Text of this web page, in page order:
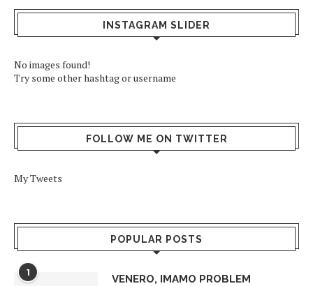
INSTAGRAM SLIDER
No images found!
Try some other hashtag or username
FOLLOW ME ON TWITTER
My Tweets
POPULAR POSTS
1
VENERO, IMAMO PROBLEM